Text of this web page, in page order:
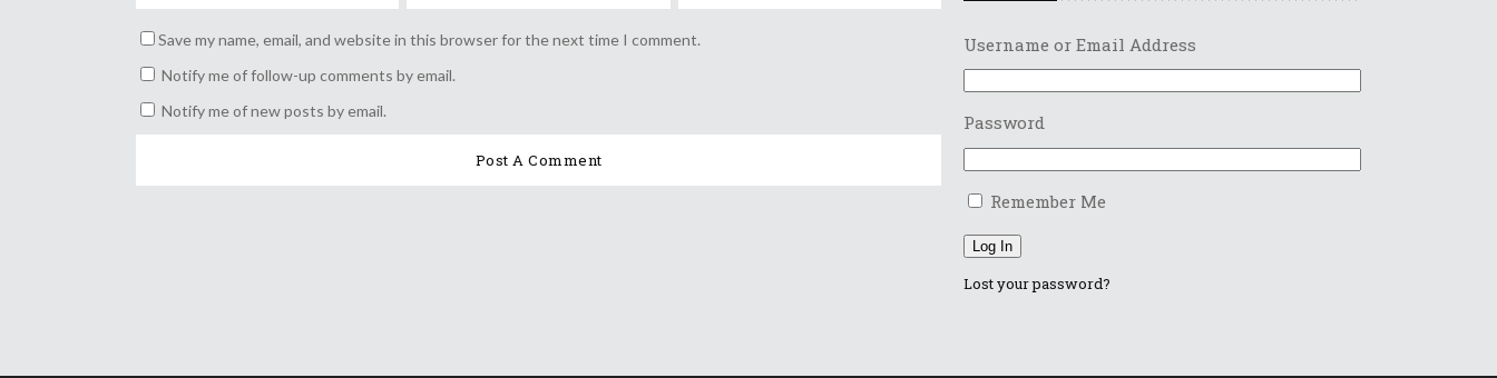
Save my name, email, and website in this browser for the next time I comment.
Notify me of follow-up comments by email.
Notify me of new posts by email.
Username or Email Address
Password
Remember Me
Log In
Lost your password?